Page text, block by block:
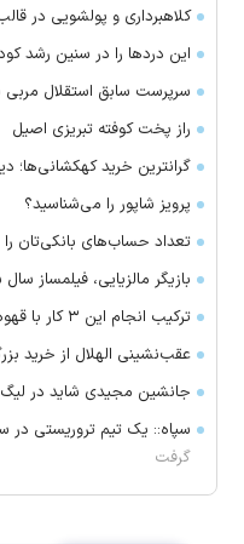
کلاهبرداری و پولشویی در
این درد‌ها را در سنین رشد
سرپرست سابق استقلال
راز پخت کوفته تبریزی اصیل
گرانترین خرید کهکشانی‌ها؛
پرویز شاپور را می‌شناسید؟
تعداد حساب‌های بانکی‌تان را
بازیگر مالزیایی، فیلمساز
ترکیب انجام این ۳ کار با قهوه فشار زیادی به قلب وارد می‌کند
عقب‌نشینی الهلال از خرید
جانشین مجیدی شاید در
سپاه:: یک تیم تروریستی در
گرفت